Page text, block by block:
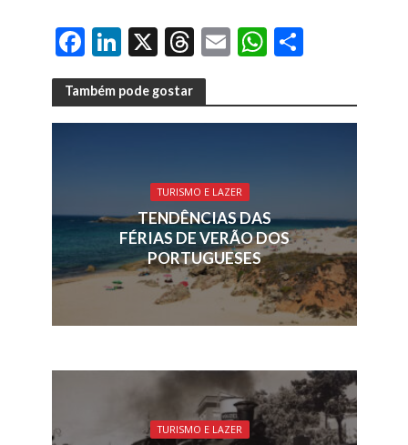
F
ac
e
b
k
Li
n
k
e
X T
h
re
a
s
E
ai
l
W
at
s
p
S
ar
e
Também pode gostar
TURISMO E LAZER
TENDÊNCIAS DAS
FÉRIAS DE VERÃO DOS
PORTUGUESES
TURISMO E LAZER